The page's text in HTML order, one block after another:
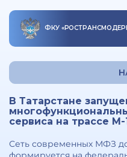
ФКУ «
В Татарстане
сервиса на трассе М-
Сеть современных МФЗ